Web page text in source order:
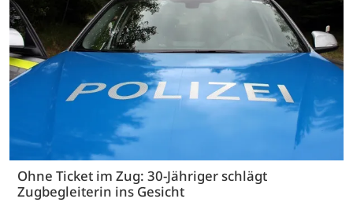
Ohne Ticket im Zug: 30-Jähriger schlägt
Zugbegleiterin ins Gesicht